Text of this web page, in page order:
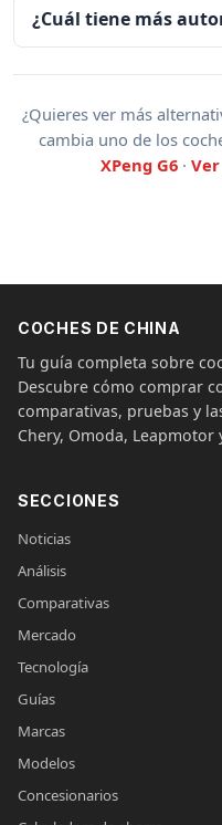
¿Cuál tiene más
¿Quieres ver más
cambia uno de los
XPeng G6 ·
COCHES DE CHINA
Tu guía completa sobre
Descubre cómo comprar
comparativas, pruebas y
Chery, Omoda, Leapmotor
SECCIONES
Noticias
Análisis
Comparativas
Mercado
Tecnología
Guías
Marcas
Modelos
Concesionarios